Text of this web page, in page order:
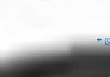
+